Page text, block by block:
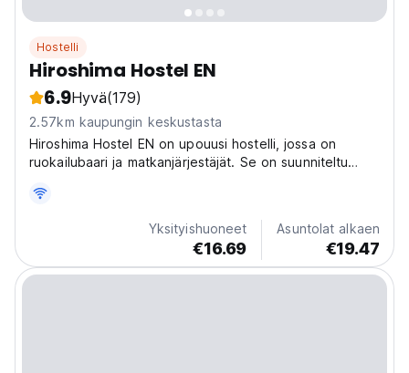
Hostelli
Hiroshima Hostel EN
6.9Hyvä(179)
2.57km kaupungin keskustasta
Hiroshima Hostel EN on upouusi hostelli, jossa on
ruokailubaari ja matkanjärjestäjät. Se on suunniteltu
hauskoja ja ainutlaatuisia majoitusvaihtoehtoja.
Yksityishuoneet
€16.69
Asuntolat alkaen
€19.47